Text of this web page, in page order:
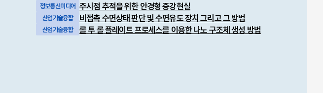
정보통신미디어 주시점 추적을 위한 안경형 증강현실
산업기술융합 비접촉 수면상태 판단 및 수면유도 장치 그리고 그 방법
산업기술융합 롤 투 롤 플레이트 프로세스를 이용한 나노 구조체 생성 방법